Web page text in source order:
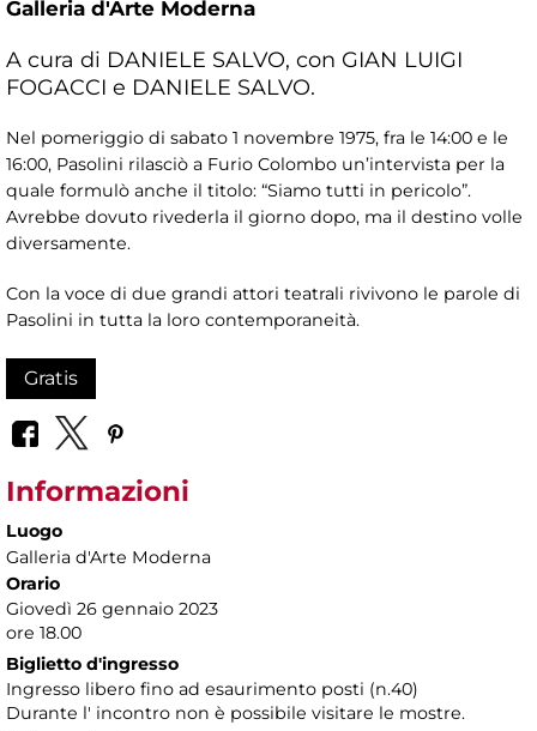
Galleria d'Arte Moderna
A cura di DANIELE SALVO, con GIAN LUIGI
FOGACCI e DANIELE SALVO.
Nel pomeriggio di sabato 1 novembre 1975, fra le 14:00 e le
16:00, Pasolini rilasciò a Furio Colombo un’intervista per la
quale formulò anche il titolo: “Siamo tutti in pericolo”.
Avrebbe dovuto rivederla il giorno dopo, ma il destino volle
diversamente.
Con la voce di due grandi attori teatrali rivivono le parole di
Pasolini in tutta la loro contemporaneità.
Gratis
Informazioni
Luogo
Galleria d'Arte Moderna
Orario
Giovedì 26 gennaio 2023
ore 18.00
Biglietto d'ingresso
Ingresso libero fino ad esaurimento posti (n.40)
Durante l' incontro non è possibile visitare le mostre.